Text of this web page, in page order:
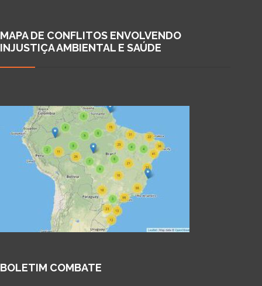
MAPA DE CONFLITOS ENVOLVENDO
INJUSTIÇA AMBIENTAL E SAÚDE
BOLETIM COMBATE